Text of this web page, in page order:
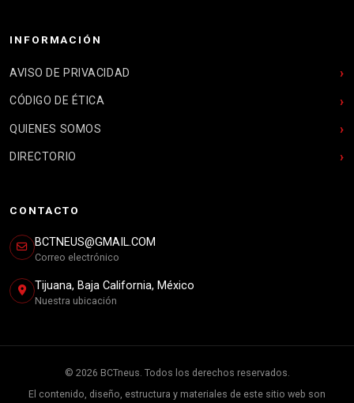
INFORMACIÓN
AVISO DE PRIVACIDAD
CÓDIGO DE ÉTICA
QUIENES SOMOS
DIRECTORIO
CONTACTO
BCTNEUS@GMAIL.COM
Correo electrónico
Tijuana, Baja California, México
Nuestra ubicación
© 2026 BCTneus. Todos los derechos reservados.
El contenido, diseño, estructura y materiales de este sitio web son